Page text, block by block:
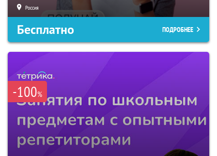
Россия
Бесплатно ПОДРОБНЕЕ
-100%